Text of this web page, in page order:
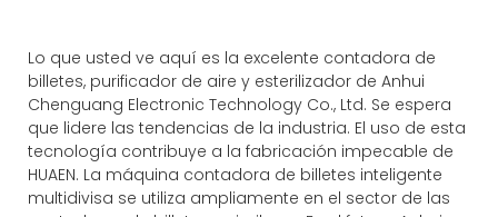
Lo que usted ve aquí es la excelente contadora de
billetes, purificador de aire y esterilizador de Anhui
Chenguang Electronic Technology Co., Ltd. Se espera
que lidere las tendencias de la industria. El uso de esta
tecnología contribuye a la fabricación impecable de
HUAEN. La máquina contadora de billetes inteligente
multidivisa se utiliza ampliamente en el sector de las